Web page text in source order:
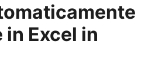
Excel in